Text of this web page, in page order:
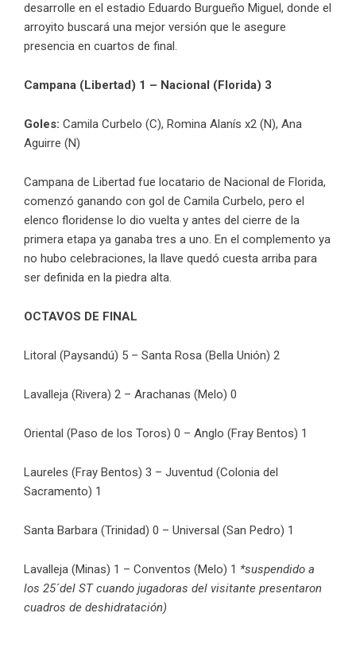
desarrolle en el estadio Eduardo Burgueño Miguel, donde el
arroyito buscará una mejor versión que le asegure
presencia en cuartos de final.
Campana (Libertad) 1 – Nacional (Florida) 3
Goles: Camila Curbelo (C), Romina Alanís x2 (N), Ana
Aguirre (N)
Campana de Libertad fue locatario de Nacional de Florida,
comenzó ganando con gol de Camila Curbelo, pero el
elenco floridense lo dio vuelta y antes del cierre de la
primera etapa ya ganaba tres a uno. En el complemento ya
no hubo celebraciones, la llave quedó cuesta arriba para
ser definida en la piedra alta.
OCTAVOS DE FINAL
Litoral (Paysandú) 5 – Santa Rosa (Bella Unión) 2
Lavalleja (Rivera) 2 – Arachanas (Melo) 0
Oriental (Paso de los Toros) 0 – Anglo (Fray Bentos) 1
Laureles (Fray Bentos) 3 – Juventud (Colonia del
Sacramento) 1
Santa Barbara (Trinidad) 0 – Universal (San Pedro) 1
Lavalleja (Minas) 1 – Conventos (Melo) 1 *suspendido a
los 25´del ST cuando jugadoras del visitante presentaron
cuadros de deshidratación)